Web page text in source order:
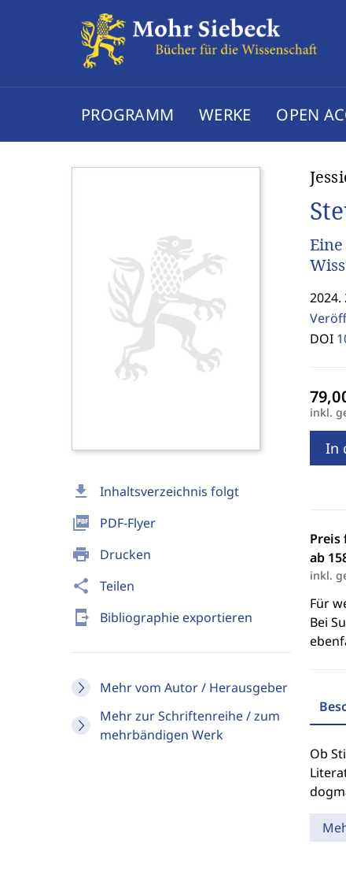
PROGRAMM WERKE OPEN
download Inhaltsverzeichnis folgt
picture_as_pdf PDF-Flyer
print Drucken
share Teilen
send_to_mobile Bibliographie exportieren
Mehr vom Autor / Herausgeber
Mehr zur Schriftenreihe / zum
mehrbändigen Werk
2024.
DOI
inkl.
In
Preis
ab
inkl.
Für
Bei
Ob